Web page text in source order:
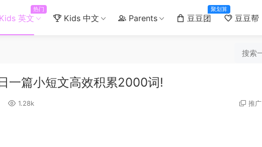
Kids 英文
热门
Kids 中文 Parents 豆豆团
聚划算
豆豆帮
一篇小短文高效积累2000词!
1.28k 推广